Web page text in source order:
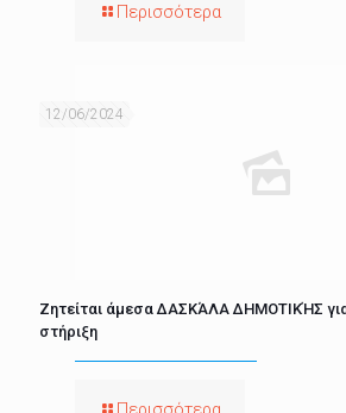
Περισσότερα
12/06/2024
Ζητείται άμεσα ΔΑΣΚΆΛΑ ΔΗΜΟΤΙΚΉΣ
στήριξη